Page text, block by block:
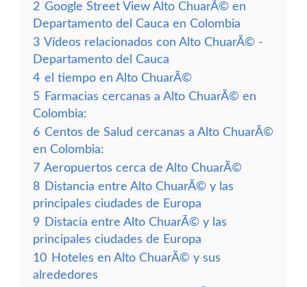
2 Google Street View Alto ChuarÃ© en
Departamento del Cauca en Colombia
3 Vídeos relacionados con Alto ChuarÃ© -
Departamento del Cauca
4 el tiempo en Alto ChuarÃ©
5 Farmacias cercanas a Alto ChuarÃ© en
Colombia:
6 Centos de Salud cercanas a Alto ChuarÃ©
en Colombia:
7 Aeropuertos cerca de Alto ChuarÃ©
8 Distancia entre Alto ChuarÃ© y las
principales ciudades de Europa
9 Distacia entre Alto ChuarÃ© y las
principales ciudades de Europa
10 Hoteles en Alto ChuarÃ© y sus
alrededores